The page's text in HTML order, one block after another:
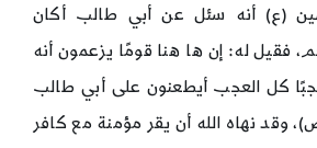
(ع) أنه سئل عن أبي طالب أكان
فقيل له: إن ها هنا قومًا يزعمون أنه
كل العجب أيطعنون على أبي طالب
وقد نهاه الله أن يقر مؤمنة مع كافر